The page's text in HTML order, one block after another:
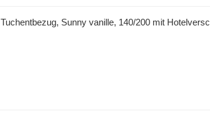
Tuchentbezug, Sunny vanille, 140/200 mit